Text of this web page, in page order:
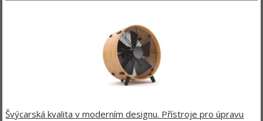
Švýcarská kvalita v moderním designu. Přístroje pro úpravu